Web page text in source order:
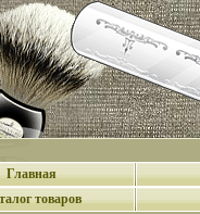
Главная
товаров